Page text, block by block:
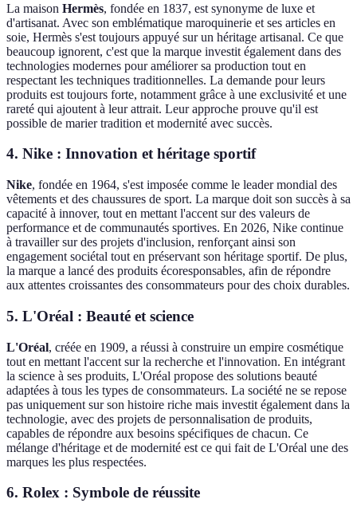
La maison Hermès, fondée en 1837, est synonyme de luxe et
d'artisanat. Avec son emblématique maroquinerie et ses articles en
soie, Hermès s'est toujours appuyé sur un héritage artisanal. Ce que
beaucoup ignorent, c'est que la marque investit également dans des
technologies modernes pour améliorer sa production tout en
respectant les techniques traditionnelles. La demande pour leurs
produits est toujours forte, notamment grâce à une exclusivité et une
rareté qui ajoutent à leur attrait. Leur approche prouve qu'il est
possible de marier tradition et modernité avec succès.
4. Nike : Innovation et héritage sportif
Nike, fondée en 1964, s'est imposée comme le leader mondial des
vêtements et des chaussures de sport. La marque doit son succès à sa
capacité à innover, tout en mettant l'accent sur des valeurs de
performance et de communautés sportives. En 2026, Nike continue
à travailler sur des projets d'inclusion, renforçant ainsi son
engagement sociétal tout en préservant son héritage sportif. De plus,
la marque a lancé des produits écoresponsables, afin de répondre
aux attentes croissantes des consommateurs pour des choix durables.
5. L'Oréal : Beauté et science
L'Oréal, créée en 1909, a réussi à construire un empire cosmétique
tout en mettant l'accent sur la recherche et l'innovation. En intégrant
la science à ses produits, L'Oréal propose des solutions beauté
adaptées à tous les types de consommateurs. La société ne se repose
pas uniquement sur son histoire riche mais investit également dans la
technologie, avec des projets de personnalisation de produits,
capables de répondre aux besoins spécifiques de chacun. Ce
mélange d'héritage et de modernité est ce qui fait de L'Oréal une des
marques les plus respectées.
6. Rolex : Symbole de réussite